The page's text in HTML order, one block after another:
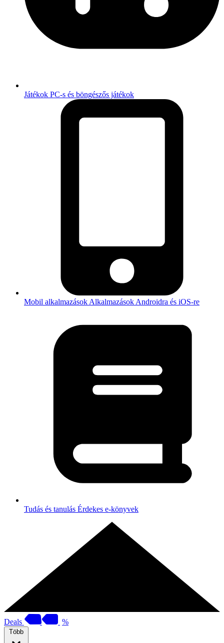
Játékok PC-s és böngészős játékok
Mobil alkalmazások Alkalmazások Androidra és iOS-re
Tudás és tanulás Érdekes e-könyvek
Deals %
Több